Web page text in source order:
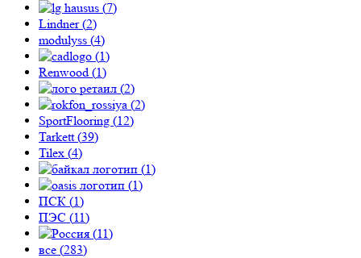
(7)
Lindner (2)
modulyss (4)
(1)
Renwood (1)
(2)
(2)
SportFlooring (12)
Tarkett (39)
Tilex (4)
(1)
(1)
ПСК (1)
ПЭС (11)
(11)
все (283)